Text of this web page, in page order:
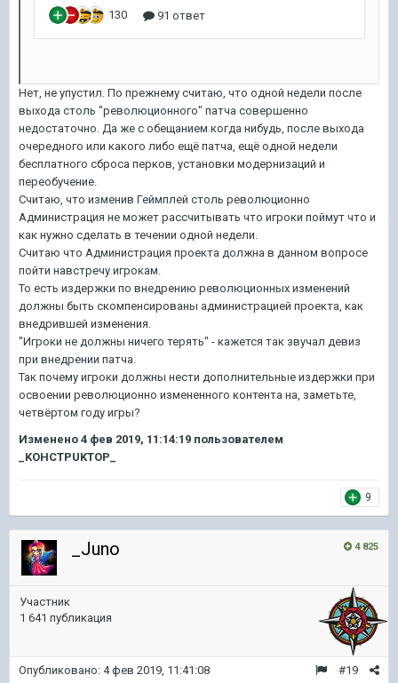
Нет, не упустил. По прежнему считаю, что одной недели после
выхода столь "революционного" патча совершенно
недостаточно. Да же с обещанием когда нибудь, после выхода
очередного или какого либо ещё патча, ещё одной недели
бесплатного сброса перков, установки модернизаций и
переобучение.
Считаю, что изменив Геймплей столь революционно
Администрация не может рассчитывать что игроки поймут что и
как нужно сделать в течении одной недели.
Считаю что Администрация проекта должна в данном вопросе
пойти навстречу игрокам.
То есть издержки по внедрению революционных изменений
должны быть скомпенсированы администрацией проекта, как
внедрившей изменения.
"Игроки не должны ничего терять" - кажется так звучал девиз
при внедрении патча.
Так почему игроки должны нести дополнительные издержки при
освоении революционно измененного контента на, заметьте,
четвёртом году игры?
Изменено 4 фев 2019, 11:14:19 пользователем
_KOHCTPUKTOP_
9
4 825
_Juno
Участник
1 641 публикация
#19
Опубликовано: 4 фев 2019, 11:41:08